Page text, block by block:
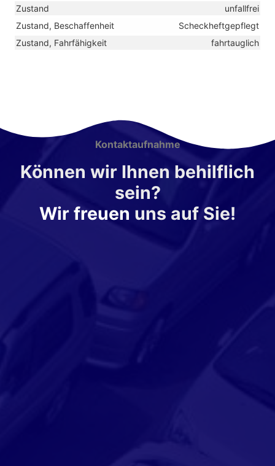
Zustand
unfallfrei
Zustand, Beschaffenheit
Scheckheftgepflegt
Zustand, Fahrfähigkeit
fahrtauglich
Kontaktaufnahme
Können wir Ihnen behilflich
sein?
Wir freuen uns auf Sie!